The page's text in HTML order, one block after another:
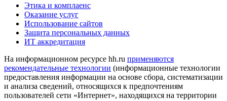
Этика и комплаенс
Оказание услуг
Использование сайтов
Защита персональных данных
ИТ аккредитация
На информационном ресурсе hh.ru применяются
рекомендательные технологии (информационные технологии
предоставления информации на основе сбора, систематизации
и анализа сведений, относящихся к предпочтениям
пользователей сети «Интернет», находящихся на территории